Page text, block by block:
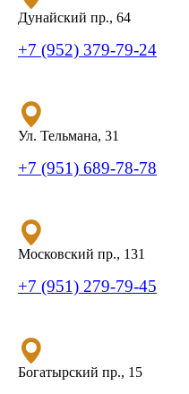
Дунайский пр., 64
+7 (952) 379-79-24
Ул. Тельмана, 31
+7 (951) 689-78-78
Московский пр., 131
+7 (951) 279-79-45
Богатырский пр., 15